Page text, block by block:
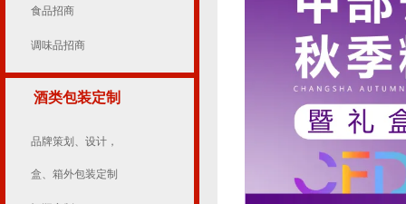
食品招商
调味品招商
酒类包装定制
品牌策划、设计，
盒、箱外包装定制